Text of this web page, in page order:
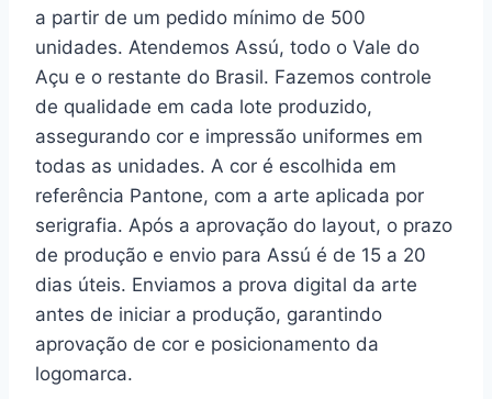
a partir de um pedido mínimo de 500
unidades. Atendemos Assú, todo o Vale do
Açu e o restante do Brasil. Fazemos controle
de qualidade em cada lote produzido,
assegurando cor e impressão uniformes em
todas as unidades. A cor é escolhida em
referência Pantone, com a arte aplicada por
serigrafia. Após a aprovação do layout, o prazo
de produção e envio para Assú é de 15 a 20
dias úteis. Enviamos a prova digital da arte
antes de iniciar a produção, garantindo
aprovação de cor e posicionamento da
logomarca.